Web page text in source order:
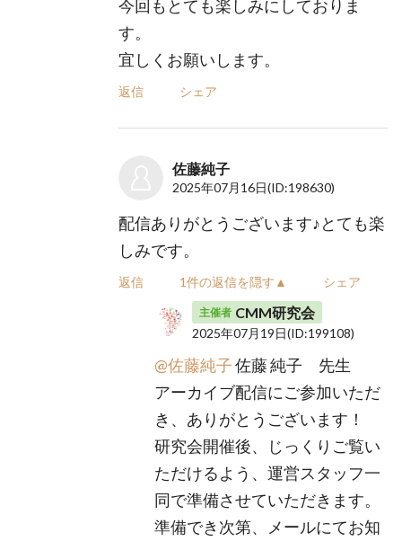
今回もとても楽しみにしておりま
す。
宜しくお願いします。
返信 シェア
佐藤純子
2025年07月16日(ID:198630)
配信ありがとうございます♪とても楽
しみです。
返信 1件の返信を隠す▲ シェア
主催者 CMM研究会
2025年07月19日(ID:199108)
@佐藤純子佐藤 純子 先生
アーカイブ配信にご参加いただ
き、ありがとうございます！
研究会開催後、じっくりご覧い
ただけるよう、運営スタッフ一
同で準備させていただきます。
準備でき次第、メールにてお知